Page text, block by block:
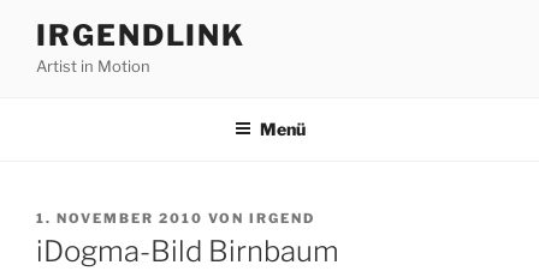
Inhalt
springen
IRGENDLINK
Artist in Motion
Menü
VERÖFFENTLICHT
AM
1. NOVEMBER 2010 VON IRGEND
iDogma-Bild Birnbaum